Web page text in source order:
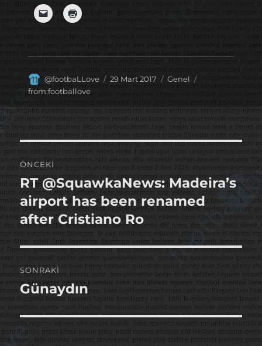
Yazar
@footbaLLove
Yayın
29 Mart 2017 Kategoriler
Genel
Etiketler
from:footballove
Yazı
gezinmesi
ÖNCEKI
Önceki
yazı:
RT @SquawkaNews: Madeira’s
airport has been renamed
after Cristiano Ro
SONRAKI
Sonraki
yazı:
Günaydın